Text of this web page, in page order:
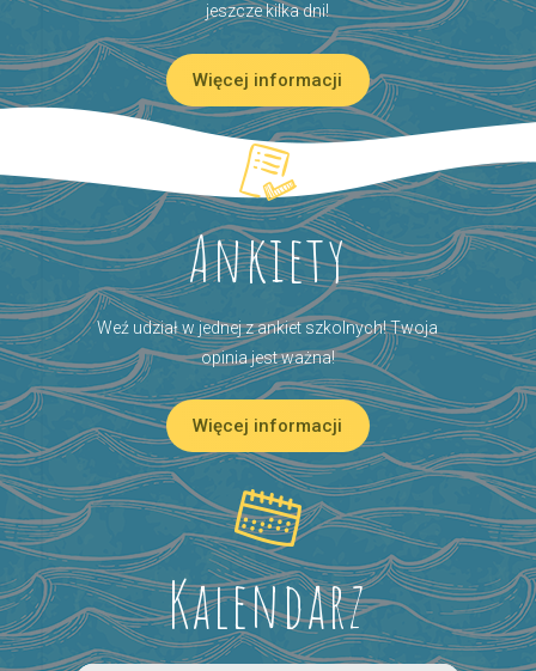
jeszcze kilka dni!
Więcej informacji
Ankiety
Weź udział w jednej z ankiet szkolnych! Twoja
opinia jest ważna!
Więcej informacji
Kalendarz